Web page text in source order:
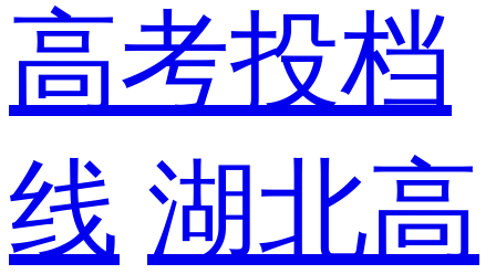
高考投档
线 湖北高